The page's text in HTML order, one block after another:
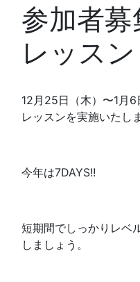
参加者
レッスン
12月25日（木）〜1月
レッスンを実施いたし
今年は7DAYS!!
短期間でしっかりレベ
しましょう。